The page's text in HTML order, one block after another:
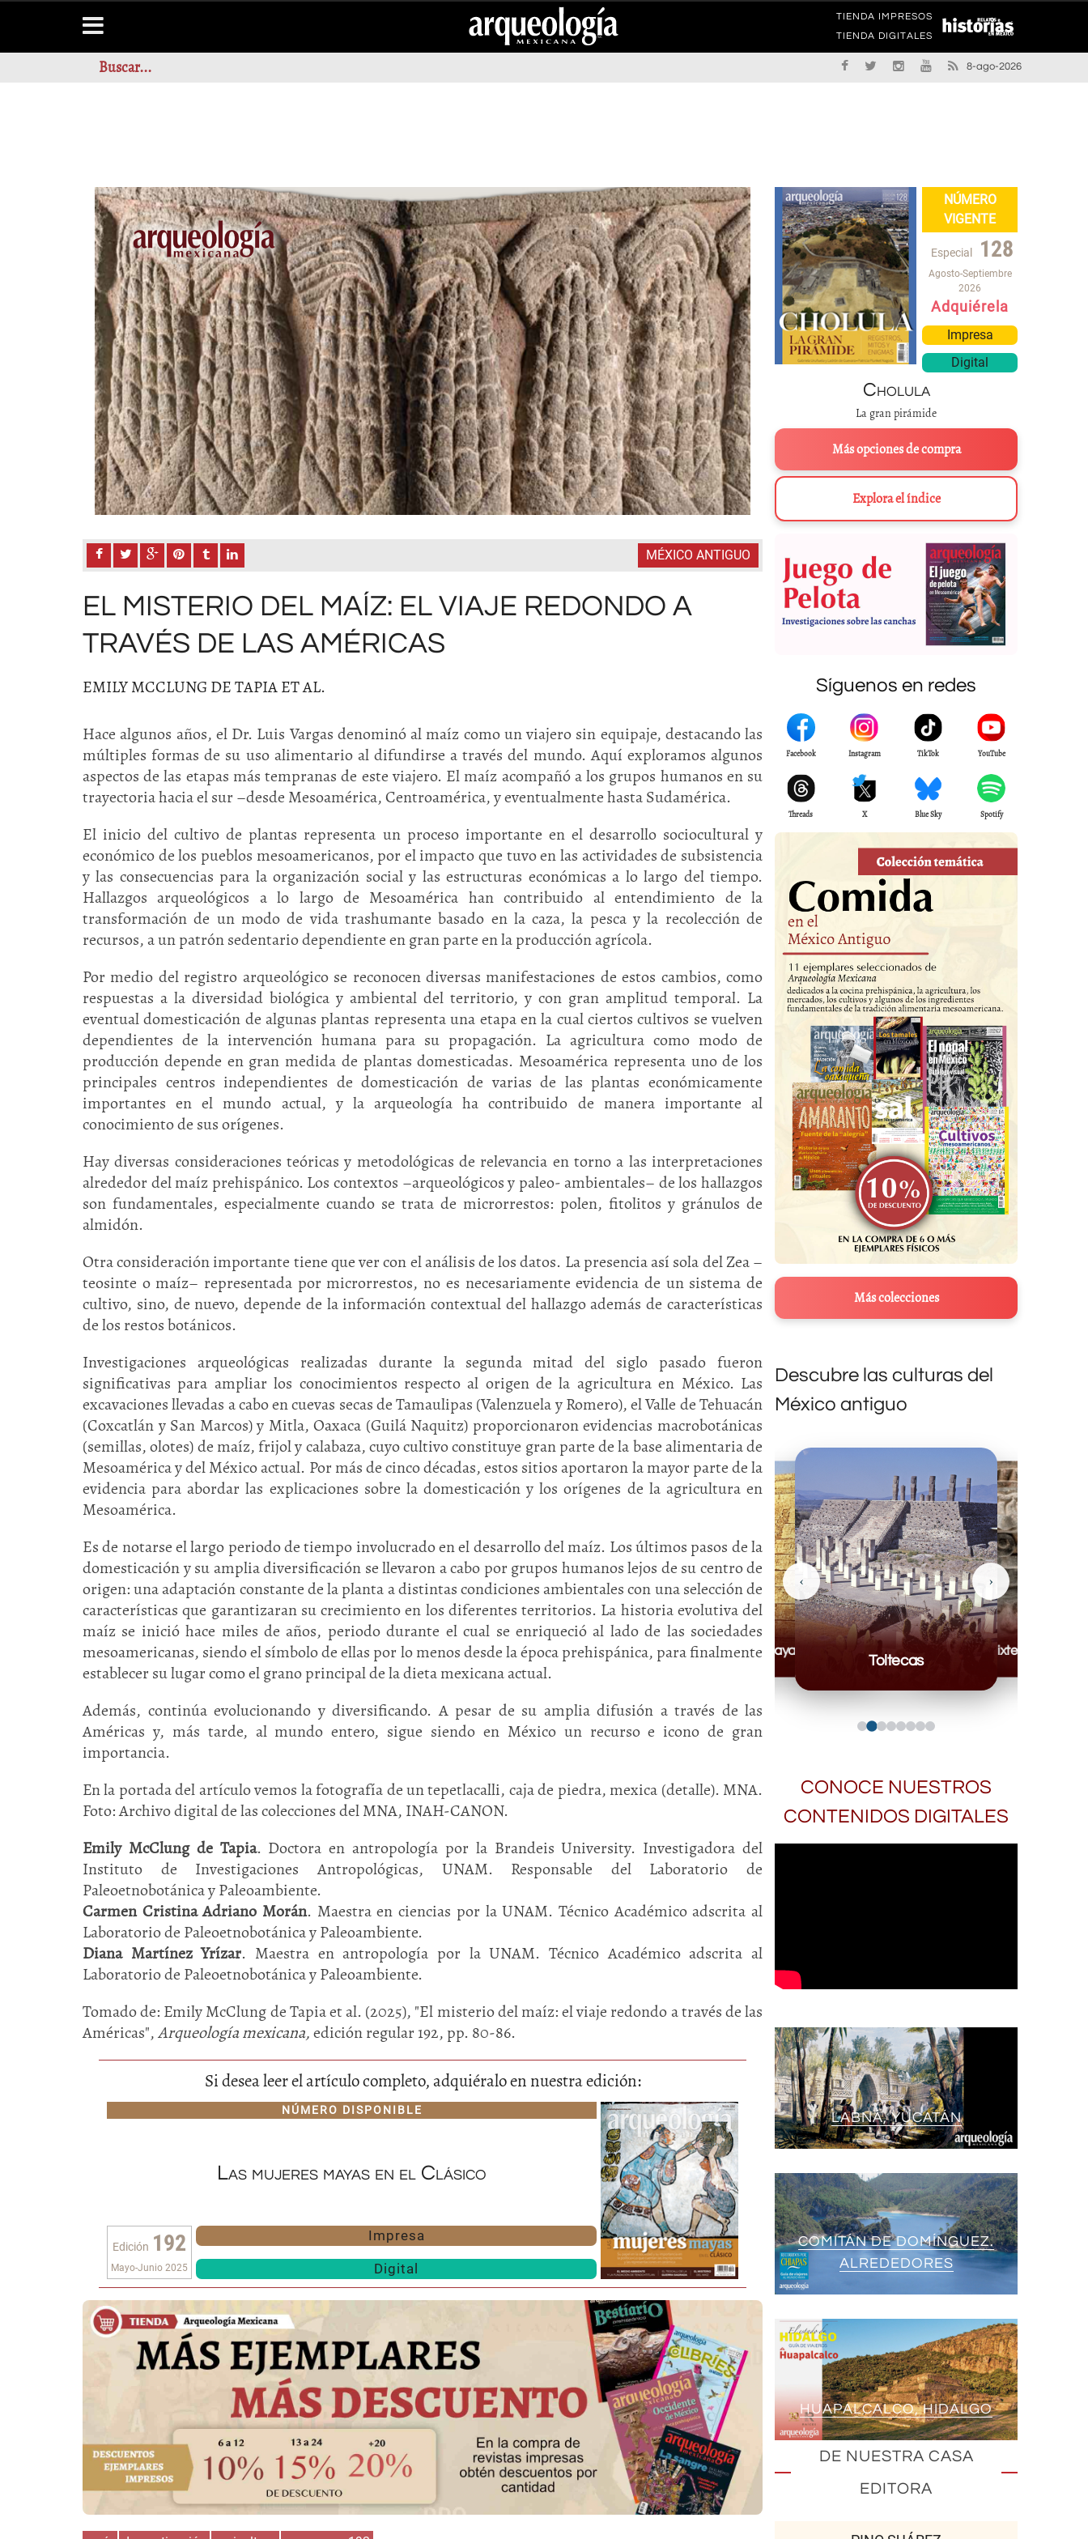
TIENDA IMPRESOS
TIENDA DIGITALES
8-ago-2026
MÉXICO ANTIGUO
EL MISTERIO DEL MAÍZ: EL VIAJE REDONDO A
TRAVÉS DE LAS AMÉRICAS
EMILY MCCLUNG DE TAPIA ET AL.
Hace algunos años, el Dr. Luis Vargas denominó al maíz como un viajero sin equipaje, destacando las
múltiples formas de su uso alimentario al difundirse a través del mundo. Aquí exploramos algunos
aspectos de las etapas más tempranas de este viajero. El maíz acompañó a los grupos humanos en su
trayectoria hacia el sur –desde Mesoamérica, Centroamérica, y eventualmente hasta Sudamérica.
El inicio del cultivo de plantas representa un proceso importante en el desarrollo sociocultural y
económico de los pueblos mesoamericanos, por el impacto que tuvo en las actividades de subsistencia
y las consecuencias para la organización social y las estructuras económicas a lo largo del tiempo.
Hallazgos arqueológicos a lo largo de Mesoamérica han contribuido al entendimiento de la
transformación de un modo de vida trashumante basado en la caza, la pesca y la recolección de
recursos, a un patrón sedentario dependiente en gran parte en la producción agrícola.
Por medio del registro arqueológico se reconocen diversas manifestaciones de estos cambios, como
respuestas a la diversidad biológica y ambiental del territorio, y con gran amplitud temporal. La
eventual domesticación de algunas plantas representa una etapa en la cual ciertos cultivos se vuelven
dependientes de la intervención humana para su propagación. La agricultura como modo de
producción depende en gran medida de plantas domesticadas. Mesoamérica representa uno de los
principales centros independientes de domesticación de varias de las plantas económicamente
importantes en el mundo actual, y la arqueología ha contribuido de manera importante al
conocimiento de sus orígenes.
Hay diversas consideraciones teóricas y metodológicas de relevancia en torno a las interpretaciones
alrededor del maíz prehispánico. Los contextos –arqueológicos y paleo- ambientales– de los hallazgos
son fundamentales, especialmente cuando se trata de microrrestos: polen, fitolitos y gránulos de
almidón.
Otra consideración importante tiene que ver con el análisis de los datos. La presencia así sola del Zea –
teosinte o maíz– representada por microrrestos, no es necesariamente evidencia de un sistema de
cultivo, sino, de nuevo, depende de la información contextual del hallazgo además de características
de los restos botánicos.
Investigaciones arqueológicas realizadas durante la segunda mitad del siglo pasado fueron
significativas para ampliar los conocimientos respecto al origen de la agricultura en México. Las
excavaciones llevadas a cabo en cuevas secas de Tamaulipas (Valenzuela y Romero), el Valle de Tehuacán
(Coxcatlán y San Marcos) y Mitla, Oaxaca (Guilá Naquitz) proporcionaron evidencias macrobotánicas
(semillas, olotes) de maíz, frijol y calabaza, cuyo cultivo constituye gran parte de la base alimentaria de
Mesoamérica y del México actual. Por más de cinco décadas, estos sitios aportaron la mayor parte de la
evidencia para abordar las explicaciones sobre la domesticación y los orígenes de la agricultura en
Mesoamérica.
Es de notarse el largo periodo de tiempo involucrado en el desarrollo del maíz. Los últimos pasos de la
domesticación y su amplia diversificación se llevaron a cabo por grupos humanos lejos de su centro de
origen: una adaptación constante de la planta a distintas condiciones ambientales con una selección de
características que garantizaran su crecimiento en los diferentes territorios. La historia evolutiva del
maíz se inició hace miles de años, periodo durante el cual se enriqueció al lado de las sociedades
mesoamericanas, siendo el símbolo de ellas por lo menos desde la época prehispánica, para finalmente
establecer su lugar como el grano principal de la dieta mexicana actual.
Además, continúa evolucionando y diversificando. A pesar de su amplia difusión a través de las
Américas y, más tarde, al mundo entero, sigue siendo en México un recurso e icono de gran
importancia.
En la portada del artículo vemos la fotografía de un tepetlacalli, caja de piedra, mexica (detalle). MNA.
Foto: Archivo digital de las colecciones del MNA, INAH-CANON.
Emily McClung de Tapia. Doctora en antropología por la Brandeis University. Investigadora del
Instituto de Investigaciones Antropológicas, UNAM. Responsable del Laboratorio de
Paleoetnobotánica y Paleoambiente.
Carmen Cristina Adriano Morán. Maestra en ciencias por la UNAM. Técnico Académico adscrita al
Laboratorio de Paleoetnobotánica y Paleoambiente.
Diana Martínez Yrízar. Maestra en antropología por la UNAM. Técnico Académico adscrita al
Laboratorio de Paleoetnobotánica y Paleoambiente.
Tomado de: Emily McClung de Tapia et al. (2025), "El misterio del maíz: el viaje redondo a través de las
Américas",Arqueología mexicana,edición regular 192, pp. 80-86.
Si desea leer el artículo completo, adquiéralo en nuestra edición:
NÚMERO DISPONIBLE
Las mujeres mayas en el Clásico
Edición 192
Mayo-Junio 2025
Impresa
Digital
NÚMERO
VIGENTE
Especial 128
Agosto-Septiembre
2026
Adquiérela
Impresa
Digital
Cholula
La gran pirámide
Más opciones de compra
Explora el índice
Síguenos en redes
Facebook Instagram TikTok YouTube
Threads X Blue Sky Spotify
Más colecciones
Descubre las culturas del
México antiguo
Mayas
Toltecas
Mixteca
Huasteca
‹ ›
CONOCE NUESTROS
CONTENIDOS DIGITALES
LABNÁ, YUCATÁN
COMITÁN DE DOMÍNGUEZ.
ALREDEDORES
HUAPALCALCO, HIDALGO
DE NUESTRA CASA
EDITORA